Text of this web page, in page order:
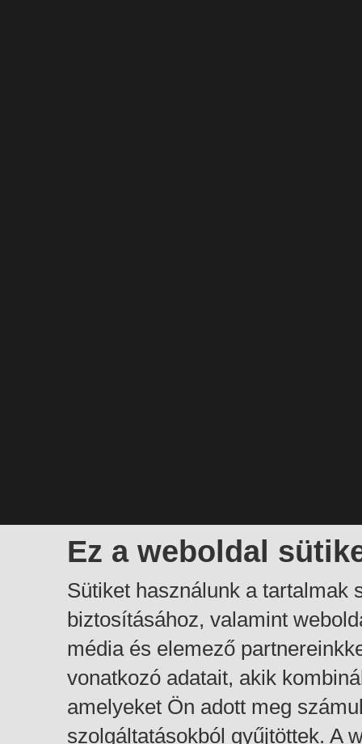
Ez a weboldal
Sütiket használunk a tartalmak
biztosításához, valamint
média és elemező
vonatkozó adatait, akik
amelyeket Ön adott meg
szolgáltatásokból gyűjtöttek. A